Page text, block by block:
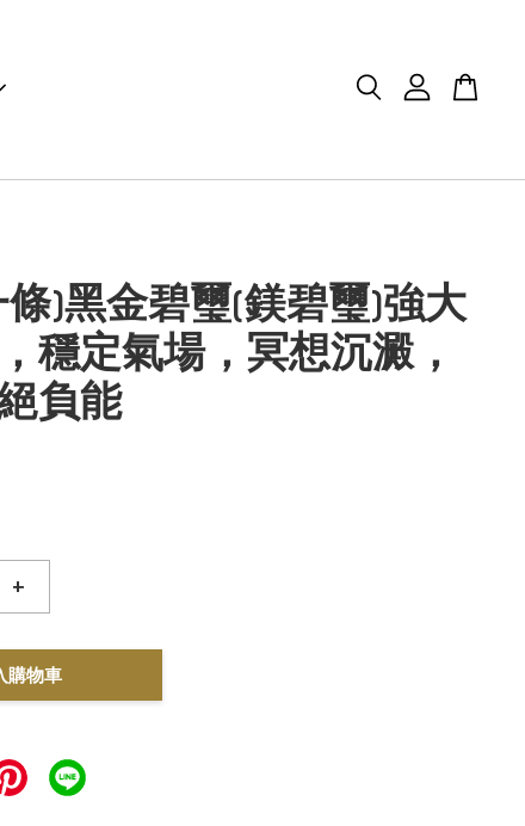
)黑金碧璽(鎂碧璽)強大
穩定氣場，冥想沉澱，
負能
+
購物車